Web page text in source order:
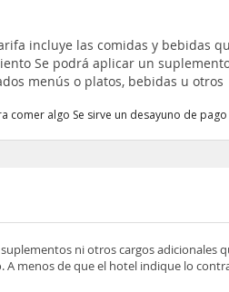
incluye las comidas y bebidas
Se podrá aplicar un
menús o platos, bebidas u otros
comer algo Se sirve un desayuno de pago
ni otros cargos adicionales
A menos de que el hotel indique lo